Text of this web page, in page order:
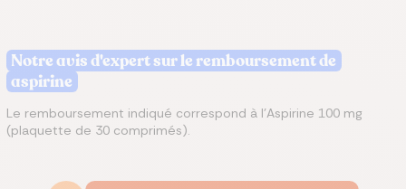
Notre avis d'expert sur le remboursement de
aspirine
Le remboursement indiqué correspond à l'Aspirine 100 mg
(plaquette de 30 comprimés).